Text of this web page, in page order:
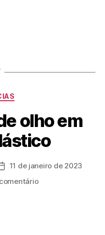
olho em
11 de janeiro de 2023